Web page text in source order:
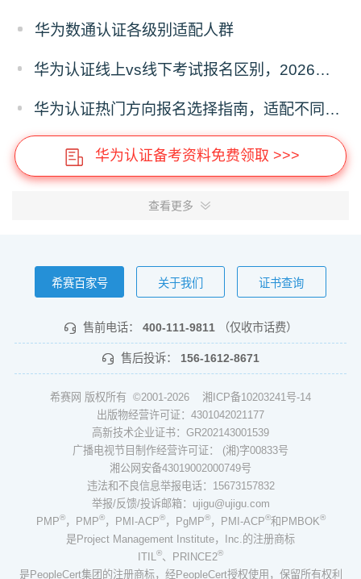
华为数通认证各级别适配人群
华为认证线上vs线下考试报名区别，2026报考模式选择攻略
华为认证热门方向报名选择指南，适配不同职业发展路径
华为认证备考资料免费领取 >>>
查看更多
希赛百家号 关于我们 证书查询
售前电话： 400-111-9811 （仅收市话费）
售后投诉： 156-1612-8671
希赛网 版权所有 ©2001-2026 湘ICP备10203241号-14
出版物经营许可证：4301042021177
高新技术企业证书：GR202143001539
广播电视节目制作经营许可证： (湘)字00833号
湘公网安备43019002000749号
违法和不良信息举报电话：15673157832
举报/反馈/投诉邮箱：ujigu@ujigu.com
PMP®，PMP®，PMI-ACP®，PgMP®，PMI-ACP®和PMBOK®
是Project Management Institute，Inc.的注册商标
ITIL ®、PRINCE2®
是PeopleCert集团的注册商标，经PeopleCert授权使用，保留所有权利